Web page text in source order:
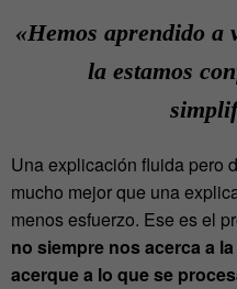
«Hemos aprendido
la estamos
Una explicación fluida pero
mucho mejor que una
menos esfuerzo. Ese es el
no siempre nos acerca a
acerque a lo que se